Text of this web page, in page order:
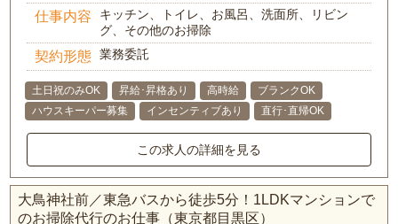
仕事内容
キッチン、トイレ、お風呂、洗面所、リビン
グ、その他のお掃除
契約形態 業務委託
土日祝のみOK 昇給･昇格あり 高時給
ブランクOK
ハウスキーパー募集
インセンティブあり 直行･直帰OK
この求人の詳細を見る
大鳥神社前／東急バスから徒歩5分！1LDKマンションで
のお掃除代行のお仕事（東京都目黒区）